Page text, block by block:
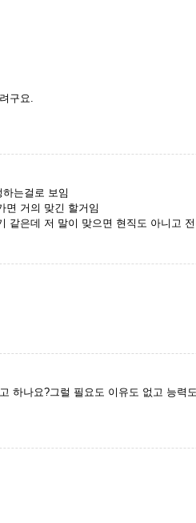
구요.
는걸로 보임
면 거의 맞긴 할거임
같은데 저 말이 맞으면 현직도 아니고
하나요?그럴 필요도 이유도 없고 능력